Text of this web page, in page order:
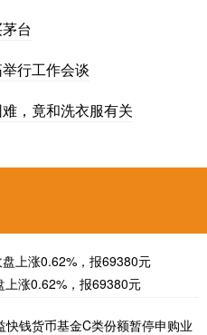
台
行工作会谈
，竟和洗衣服有关
涨0.62%，报69380元